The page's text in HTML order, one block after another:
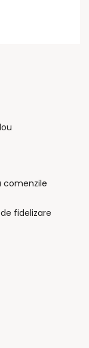
comenzile
fidelizare